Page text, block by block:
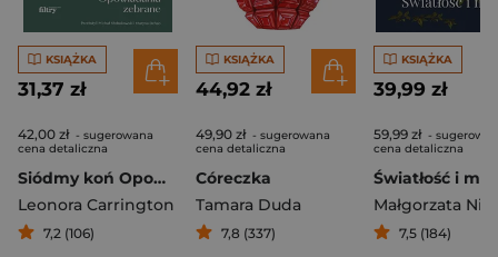
KSIĄŻKA
31,37 zł
42,00 zł - sugerowana
cena detaliczna
Siódmy koń Opowiadania zebrane
Leonora Carrington
7,2 (106)
KSIĄŻKA
44,92 zł
49,90 zł - sugerowana
cena detaliczna
Córeczka
Tamara Duda
7,8 (337)
KSIĄŻKA
39,99 zł
59,99 zł -
cena detaliczna
Światłość i
7,5 (184)